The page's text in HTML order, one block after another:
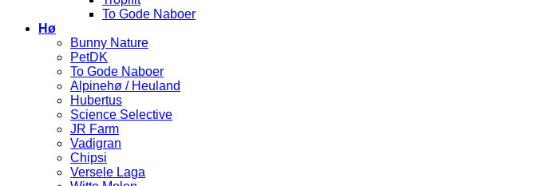
To Gode Naboer
Hø
Bunny Nature
PetDK
To Gode Naboer
Alpinehø / Heuland
Hubertus
Science Selective
JR Farm
Vadigran
Chipsi
Versele Laga